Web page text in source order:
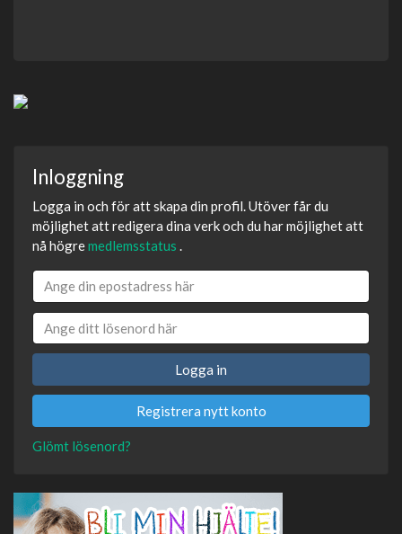
Inloggning
Logga in och för att skapa din profil. Utöver får du
möjlighet att redigera dina verk och du har möjlighet att
nå högremedlemsstatus .
Logga in
Registrera nytt konto
Glömt lösenord?